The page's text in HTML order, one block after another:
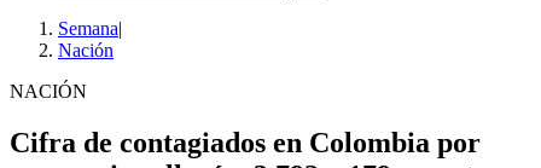
Semana|
Nación
NACIÓN
Cifra de contagiados en Colombia por